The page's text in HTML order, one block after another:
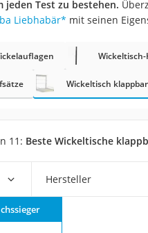
Babyphone
Kindersitz ab 4
Kinderroller 3
Ferngesteuertes
Kinder-Mikroskop
jeden Test zu bestehen.
Liebhabär* mit seinen
Wickeltisch klappbar
11: Beste Wickeltische
Hersteller